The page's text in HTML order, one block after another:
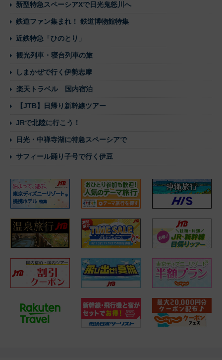
新型特急スペーシアXで日光鬼怒川へ
鉄道ファン集まれ！ 鉄道博物館特集
近鉄特急「ひのとり」
観光列車・寝台列車の旅
しまかぜで行く伊勢志摩
楽天トラベル 国内宿泊
【JTB】日帰り新幹線ツアー
JRで北陸に行こう！
日光・中禅寺湖に特急スペーシアで
サフィール踊り子号で行く伊豆